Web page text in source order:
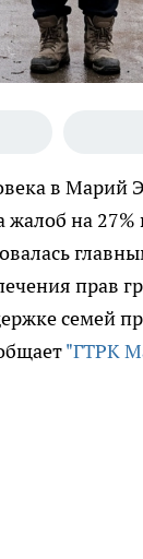
в Марий
жалоб на
прав
семей
"ГТРК